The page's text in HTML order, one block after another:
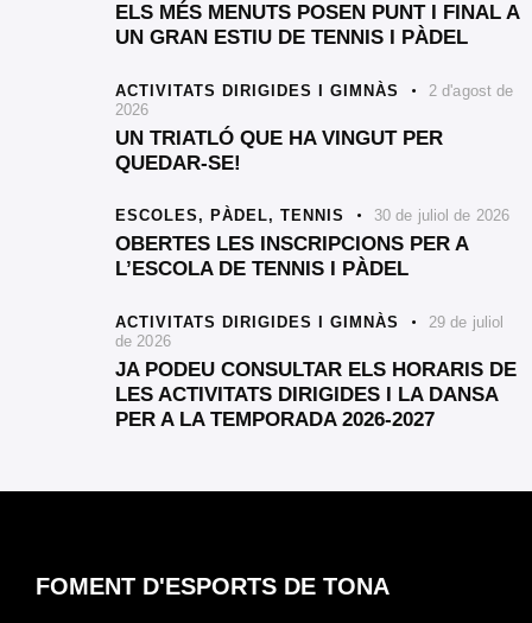
ELS MÉS MENUTS POSEN PUNT I FINAL A
UN GRAN ESTIU DE TENNIS I PÀDEL
ACTIVITATS DIRIGIDES I GIMNÀS
2 d'agost de
2026
UN TRIATLÓ QUE HA VINGUT PER
QUEDAR-SE!
ESCOLES, PÀDEL, TENNIS 30 de juliol de 2026
OBERTES LES INSCRIPCIONS PER A
L’ESCOLA DE TENNIS I PÀDEL
ACTIVITATS DIRIGIDES I GIMNÀS
29 de juliol
de 2026
JA PODEU CONSULTAR ELS HORARIS DE
LES ACTIVITATS DIRIGIDES I LA DANSA
PER A LA TEMPORADA 2026-2027
FOMENT D'ESPORTS DE TONA